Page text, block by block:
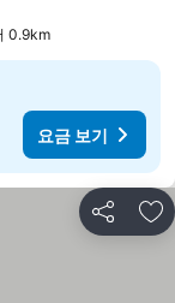
0.9km
요금 보기
공유 즐